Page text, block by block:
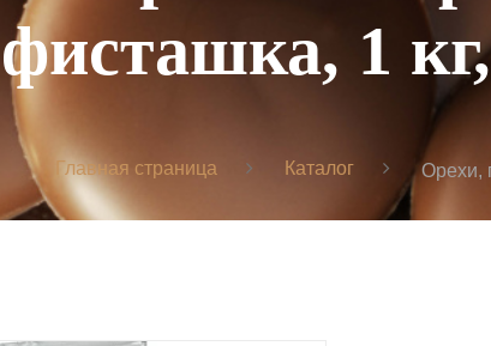
фисташка, 1
Главная страница Каталог Орехи,